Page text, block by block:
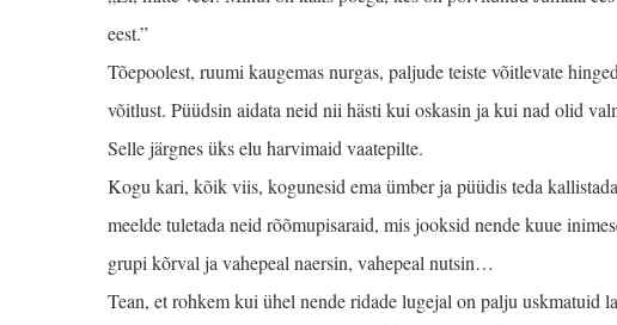
eest.”
Tõepoolest, ruumi kauge­mas nurgas, paljude teiste võitlevate
võitlust. Püüdsin aidata neid nii hästi kui oskasin ja kui nad olid
Selle järgnes üks elu harvimaid vaatepilte.
Kogu kari, kõik viis, kogunesid ema ümber ja püüdis teda
meelde tuletada neid rõõmupisaraid, mis jooksid nende kuue
grupi kõrval ja vahepeal naersin, vahepeal nutsin…
Tean, et rohkem kui ühel nende ridade lugejal on palju uskmatuid